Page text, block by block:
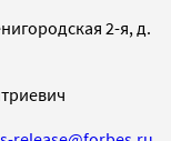
2-я, д.